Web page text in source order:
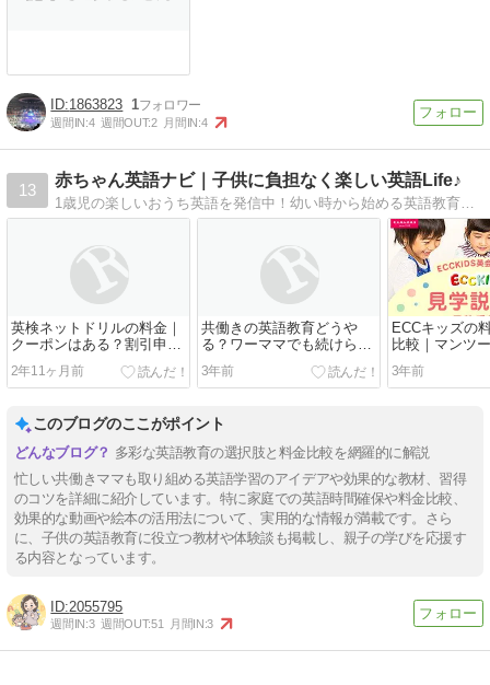
1863823 1
週間IN:4 週間OUT:2 月間IN:4
13
赤ちゃん英語ナビ｜子供に負担なく楽しい英語Life♪
1歳児の楽しいおうち英語を発信中！幼い時から始める英語教育には、様々な弊害があり、専門家たちは行き過ぎた教育熱に警鐘を鳴らしています。 各専門書や論文から子供にあった、学習法を模索し、我が家の1歳児とともに実践しています。
英検ネットドリルの料金｜
クーポンはある？割引申し
込み方法を解説
2年11ヶ月前
共働きの英語教育どうや
る？ワーママでも続けられ
る5つのコツを紹介
3年前
ECCキッズの
比較｜マンツ
齢別まで解説
3年前
このブログのここがポイント
多彩な英語教育の選択肢と料金比較を網羅的に解説
忙しい共働きママも取り組める英語学習のアイデアや効果的な教材、習得
のコツを詳細に紹介しています。特に家庭での英語時間確保や料金比較、
効果的な動画や絵本の活用法について、実用的な情報が満載です。さら
に、子供の英語教育に役立つ教材や体験談も掲載し、親子の学びを応援す
る内容となっています。
2055795
週間IN:3 週間OUT:51 月間IN:3